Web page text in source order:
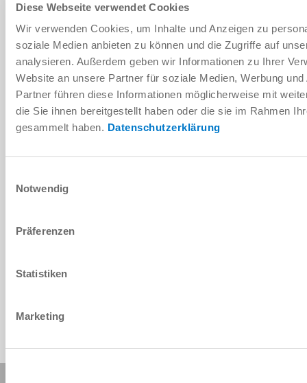
Diese Webseite verwendet Cookies
Wir verwenden Cookies, um Inhalte und Anzeigen zu
soziale Medien anbieten zu können und die Zugriffe auf
analysieren. Außerdem geben wir Informationen zu Ihrer
Website an unsere Partner für soziale Medien, Werbung
Partner führen diese Informationen möglicherweise mit
die Sie ihnen bereitgestellt haben oder die sie im Rahmen
gesammelt haben. Datenschutzerklärung
Notwendig
Präferenzen
Statistiken
Marketing
다운로드
설치 및 작동 지침